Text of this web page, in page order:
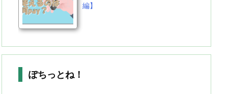
編】
ぽちっとね！